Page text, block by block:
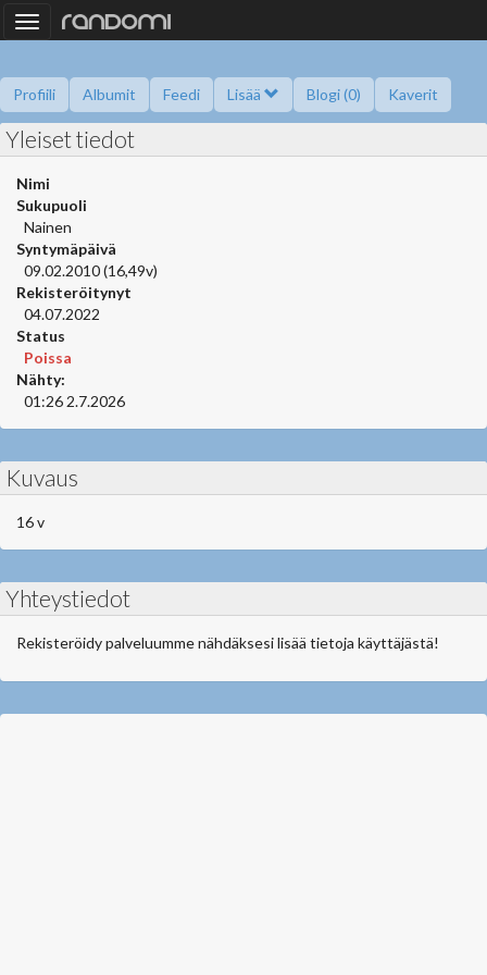
Toggle
navigation
Profiili Albumit Feedi Lisää Blogi (0) Kaverit
Kysy minulta Tietoa
Yleiset tiedot
Nimi
Sukupuoli
Nainen
Syntymäpäivä
09.02.2010 (16,49v)
Rekisteröitynyt
04.07.2022
Status
Poissa
Nähty:
01:26 2.7.2026
Kuvaus
16 v
Yhteystiedot
Rekisteröidy palveluumme nähdäksesi lisää tietoja käyttäjästä!